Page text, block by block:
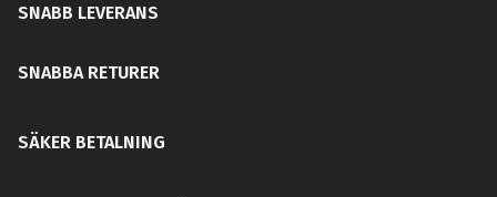
SNABB LEVERANS
SNABBA RETURER
SÄKER BETALNING